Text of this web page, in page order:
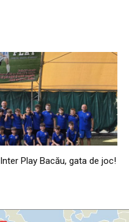
Play Bacău, gata de joc!